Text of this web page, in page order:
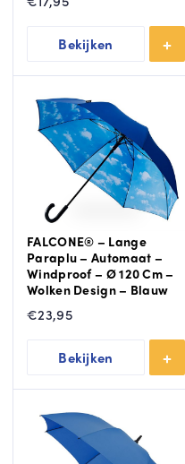
Bekijken
FALCONE® – Lange
Paraplu – Automaat –
Windproof – Ø 120 Cm –
Wolken Design – Blauw
€23,95
Bekijken